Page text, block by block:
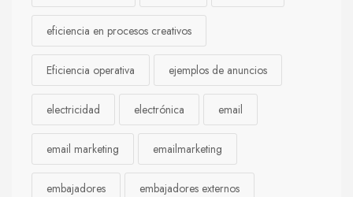
eficiencia en procesos creativos
Eficiencia operativa ejemplos de anuncios
electricidad electrónica email
email marketing emailmarketing
embajadores embajadores externos